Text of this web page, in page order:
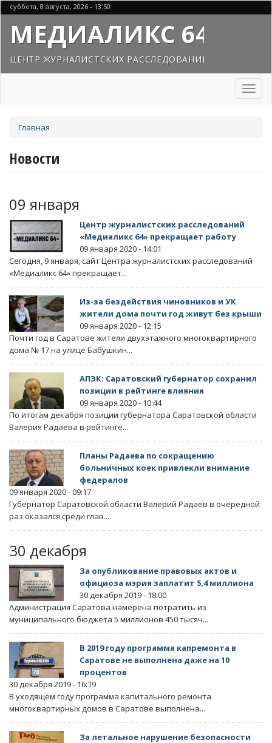
Перейти
к
основному
содержанию
суббота, 8 августа, 2026 - 13:50
МЕДИАЛИКС 64
ЦЕНТР ЖУРНАЛИСТСКИХ РАССЛЕДОВАНИЙ
Toggle
здесь
Главная
Новости
09 января
Центр журналистских расследований
«Медиаликс 64» прекращает работу
09 января 2020 - 14:01
Сегодня, 9 января, сайт Центра журналистских расследований
«Медиаликс 64» прекращает...
Из-за бездействия чиновников и УК
жители дома почти год живут без крыши
09 января 2020 - 12:15
Почти год в Саратове жители двухэтажного многоквартирного
дома № 17 на улице Бабушкин...
АПЭК: Саратовский губернатор сохранил
позиции в рейтинге влияния
09 января 2020 - 10:44
По итогам декабря позиции губернатора Саратовской области
Валерия Радаева в рейтинге...
Планы Радаева по сокращению
больничных коек привлекли внимание
федералов
09 января 2020 - 09:17
Губернатор Саратовской области Валерий Радаев в очередной
раз оказался среди глав...
30 декабря
За опубликование правовых актов и
официоза мэрия заплатит 5,4 миллиона
30 декабря 2019 - 18:00
Администрация Саратова намерена потратить из
муниципального бюджета 5 миллионов 450 тысяч...
В 2019 году программа капремонта в
Саратове не выполнена даже на 10
процентов
30 декабря 2019 - 16:19
В уходящем году программа капитального ремонта
многоквартирных домов в Саратове выполнена...
За летальное нарушение безопасности